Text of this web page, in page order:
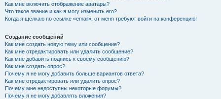
Как мне включить отображение аватары?
Что такое звание и как я могу изменить его?
Когда я щёлкаю по ссылке «email», от меня требуют войти на конференцию!
Создание сообщений
Как мне создать новую тему или сообщение?
Как мне отредактировать или удалить сообщение?
Как мне добавить подпись к своему сообщению?
Как мне создать опрос?
Почему я не могу добавить больше вариантов ответа?
Как мне отредактировать или удалить опрос?
Почему мне недоступны некоторые форумы?
Почему я не могу добавлять вложения?